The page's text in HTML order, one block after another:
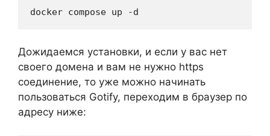
docker compose up -d
Дожидаемся установки, и если у вас нет
своего домена и вам не нужно https
соединение, то уже можно начинать
пользоваться Gotify, переходим в браузер по
адресу ниже: